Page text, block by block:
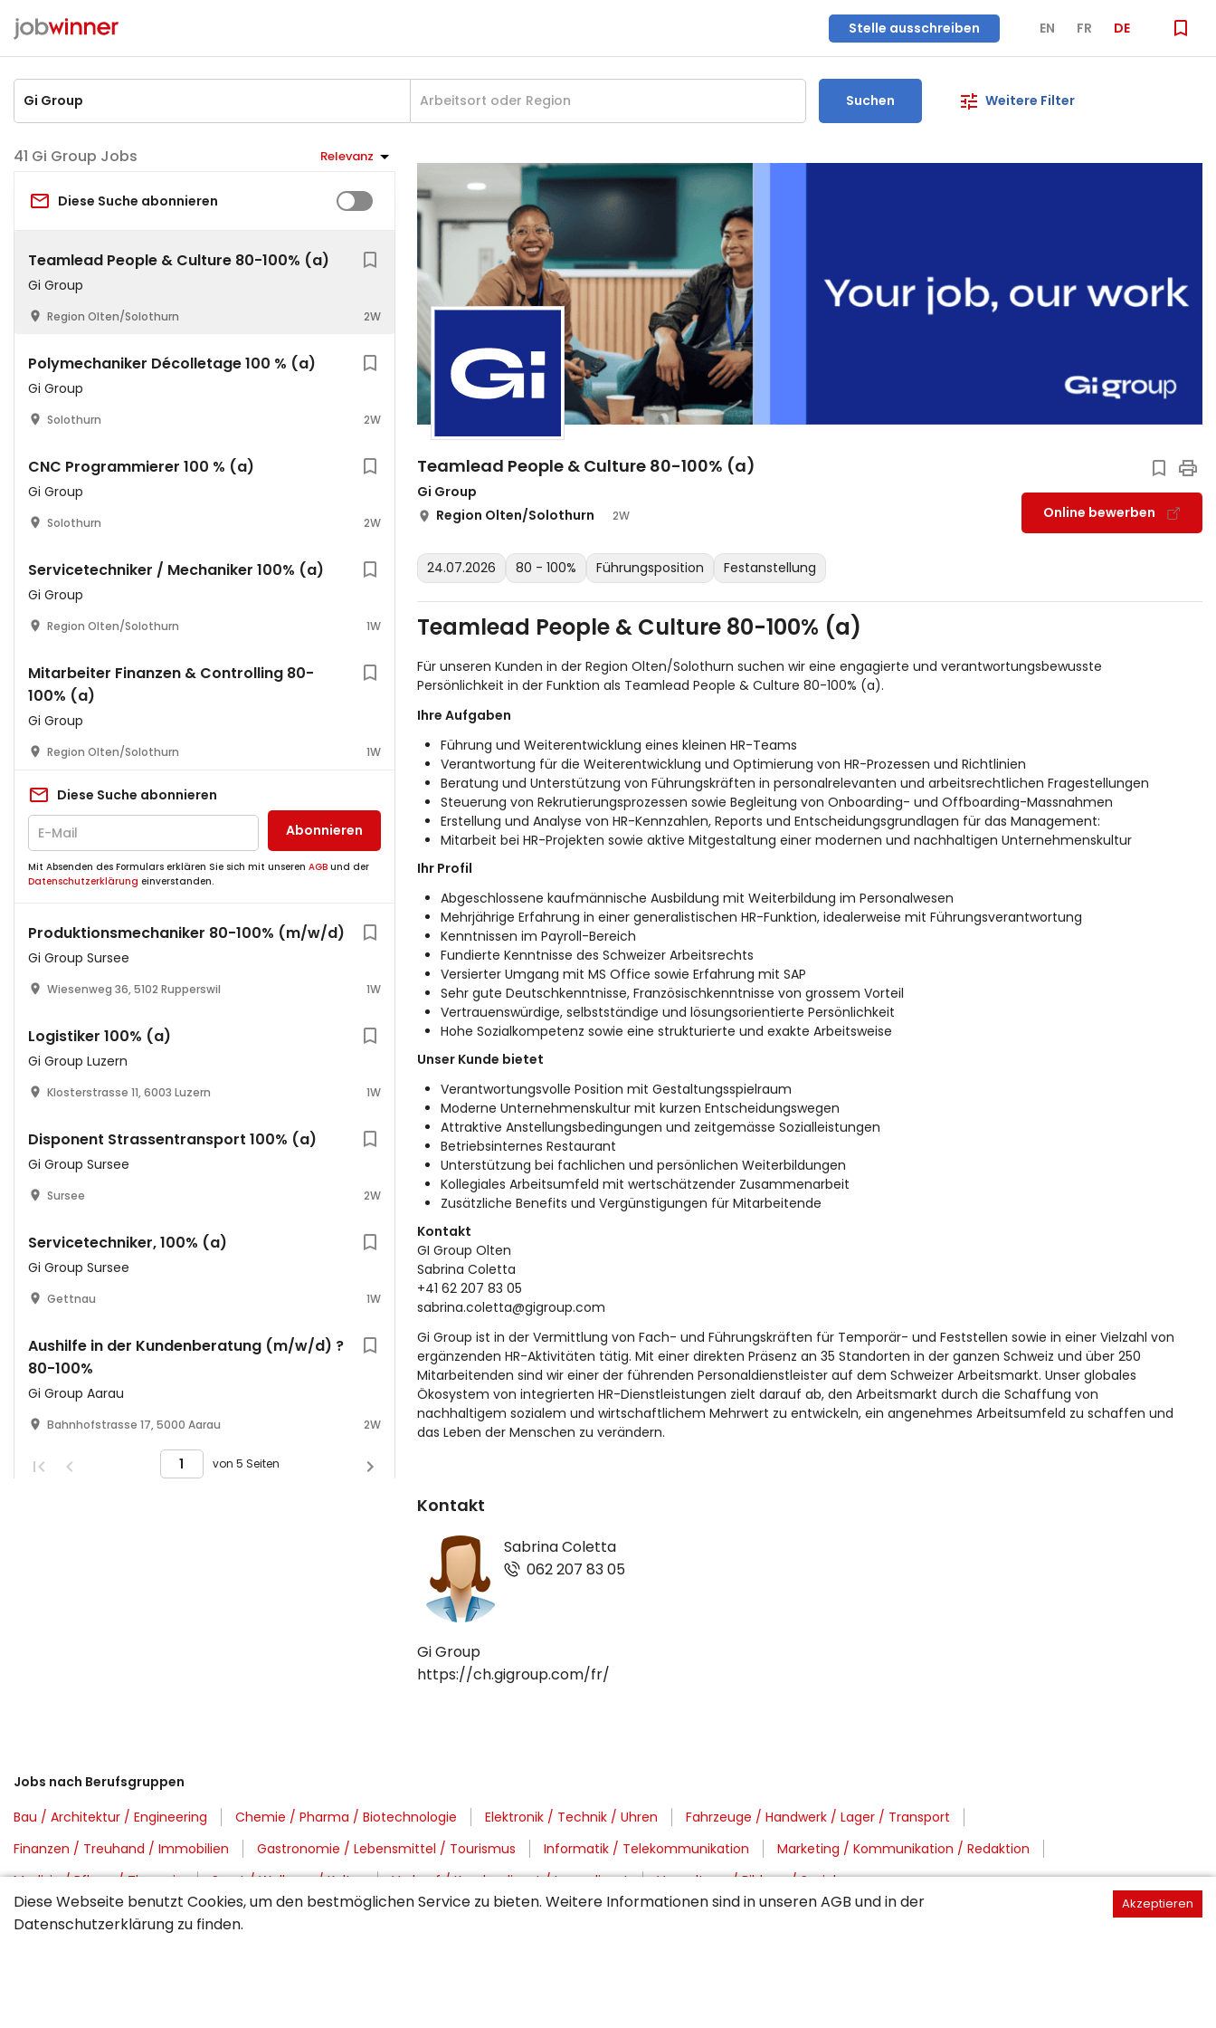
Stelle ausschreiben EN FR DE
Suchen Weitere Filter
Gi Group Jobs Relevanz
Diese Suche abonnieren
Teamlead People & Culture 80-100% (a)
Gi Group
Region Olten/Solothurn 2W
Polymechaniker Décolletage 100 % (a)
Gi Group
Solothurn 2W
CNC Programmierer 100 % (a)
Gi Group
Solothurn 2W
Servicetechniker / Mechaniker 100% (a)
Gi Group
Region Olten/Solothurn 1W
Mitarbeiter Finanzen & Controlling 80-
100% (a)
Gi Group
Region Olten/Solothurn 1W
Diese Suche abonnieren
Abonnieren
Mit Absenden des Formulars erklären Sie sich mit unseren AGB und der
Datenschutzerklärung einverstanden.
Produktionsmechaniker 80-100% (m/w/d)
Gi Group Sursee
Wiesenweg 36, 5102 Rupperswil 1W
Logistiker 100% (a)
Gi Group Luzern
Klosterstrasse 11, 6003 Luzern 1W
Disponent Strassentransport 100% (a)
Gi Group Sursee
Sursee 2W
Servicetechniker, 100% (a)
Gi Group Sursee
Gettnau 1W
Aushilfe in der Kundenberatung (m/w/d) ?
80-100%
Gi Group Aarau
Bahnhofstrasse 17, 5000 Aarau 2W
von 5 Seiten
Teamlead People & Culture 80-100% (a)
Gi Group
Region Olten/Solothurn
2W Online bewerben
24.07.2026 80 - 100% Führungsposition Festanstellung
Teamlead People & Culture 80-100% (a)
Für unseren Kunden in der Region Olten/Solothurn suchen wir eine engagierte und verantwortungsbewusste
Persönlichkeit in der Funktion als Teamlead People & Culture 80-100% (a).
Ihre Aufgaben
Führung und Weiterentwicklung eines kleinen HR-Teams
Verantwortung für die Weiterentwicklung und Optimierung von HR-Prozessen und Richtlinien
Beratung und Unterstützung von Führungskräften in personalrelevanten und arbeitsrechtlichen Fragestellungen
Steuerung von Rekrutierungsprozessen sowie Begleitung von Onboarding- und Offboarding-Massnahmen
Erstellung und Analyse von HR-Kennzahlen, Reports und Entscheidungsgrundlagen für das Management:
Mitarbeit bei HR-Projekten sowie aktive Mitgestaltung einer modernen und nachhaltigen Unternehmenskultur
Ihr Profil
Abgeschlossene kaufmännische Ausbildung mit Weiterbildung im Personalwesen
Mehrjährige Erfahrung in einer generalistischen HR-Funktion, idealerweise mit Führungsverantwortung
Kenntnissen im Payroll-Bereich
Fundierte Kenntnisse des Schweizer Arbeitsrechts
Versierter Umgang mit MS Office sowie Erfahrung mit SAP
Sehr gute Deutschkenntnisse, Französischkenntnisse von grossem Vorteil
Vertrauenswürdige, selbstständige und lösungsorientierte Persönlichkeit
Hohe Sozialkompetenz sowie eine strukturierte und exakte Arbeitsweise
Unser Kunde bietet
Verantwortungsvolle Position mit Gestaltungsspielraum
Moderne Unternehmenskultur mit kurzen Entscheidungswegen
Attraktive Anstellungsbedingungen und zeitgemässe Sozialleistungen
Betriebsinternes Restaurant
Unterstützung bei fachlichen und persönlichen Weiterbildungen
Kollegiales Arbeitsumfeld mit wertschätzender Zusammenarbeit
Zusätzliche Benefits und Vergünstigungen für Mitarbeitende
Kontakt
GI Group Olten
Sabrina Coletta
+41 62 207 83 05
sabrina.coletta@gigroup.com
Gi Group ist in der Vermittlung von Fach- und Führungskräften für Temporär- und Feststellen sowie in einer Vielzahl von
ergänzenden HR-Aktivitäten tätig. Mit einer direkten Präsenz an 35 Standorten in der ganzen Schweiz und über 250
Mitarbeitenden sind wir einer der führenden Personaldienstleister auf dem Schweizer Arbeitsmarkt. Unser globales
Ökosystem von integrierten HR-Dienstleistungen zielt darauf ab, den Arbeitsmarkt durch die Schaffung von
nachhaltigem sozialem und wirtschaftlichem Mehrwert zu entwickeln, ein angenehmes Arbeitsumfeld zu schaffen und
das Leben der Menschen zu verändern.
Kontakt
Sabrina Coletta
062 207 83 05
Gi Group
https://ch.gigroup.com/fr/
Jobs nach Berufsgruppen
Bau / Architektur / Engineering
Chemie / Pharma / Biotechnologie Elektronik / Technik / Uhren
Fahrzeuge / Handwerk / Lager / Transport
Finanzen / Treuhand / Immobilien
Gastronomie / Lebensmittel / Tourismus Informatik / Telekommunikation
Marketing / Kommunikation / Redaktion
Medizin / Pflege / Therapie
Sport / Wellness / Kultur Verkauf / Kundendienst / Innendienst Verwaltung / Bildung / Soziales
Jobs nach Regionen
Diese Webseite benutzt Cookies, um den bestmöglichen Service zu bieten. Weitere Informationen sind in unserenAGB und in der
Datenschutzerklärung zu finden.
Akzeptieren